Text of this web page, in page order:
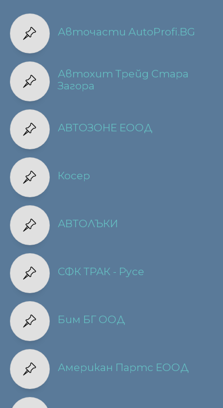
Авточасти AutoProfi.BG
Автохит Трейд Стара
Загора
АВТОЗОНЕ ЕООД
Косер
АВТОЛЪКИ
СФК ТРАК - Русе
Бим БГ ООД
Американ Партс ЕООД